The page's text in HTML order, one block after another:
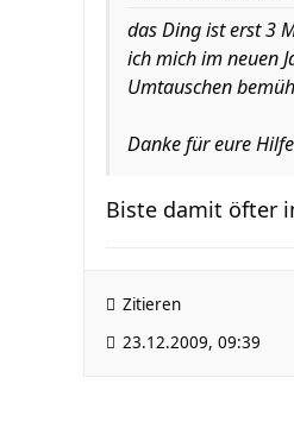
das Ding ist erst 3
ich mich im neuen
Umtauschen
Danke für eure
Biste damit öfter
Zitieren
23.12.2009, 09:39